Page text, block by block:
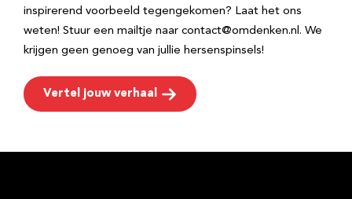
inspirerend voorbeeld tegengekomen? Laat het ons
weten! Stuur een mailtje naar contact@omdenken.nl. We
krijgen geen genoeg van jullie hersenspinsels!
Vertel jouw verhaal